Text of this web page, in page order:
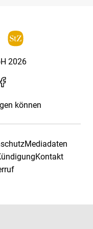
2026
können
Mediadaten
Kontakt